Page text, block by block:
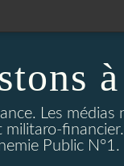
Les
Public